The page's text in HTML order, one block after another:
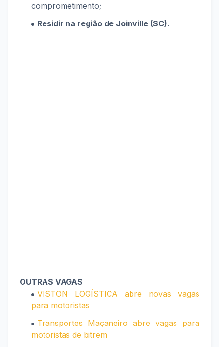
comprometimento;
Residir na região de Joinville (SC).
OUTRAS VAGAS
VISTON LOGÍSTICA abre novas vagas
para motoristas
Transportes Maçaneiro abre vagas para
motoristas de bitrem